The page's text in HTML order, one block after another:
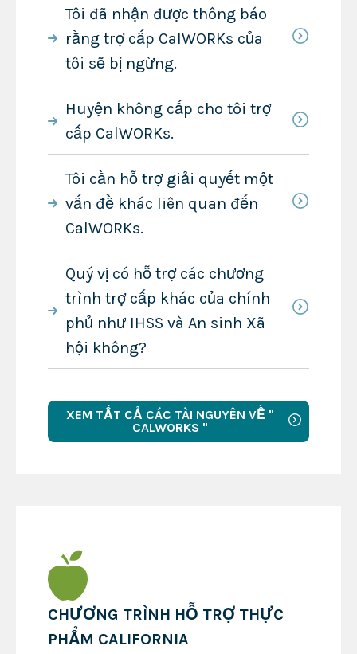
Tôi đã nhận được thông báo
rằng trợ cấp CalWORKs của
tôi sẽ bị ngừng.
Huyện không cấp cho tôi trợ
cấp CalWORKs.
Tôi cần hỗ trợ giải quyết một
vấn đề khác liên quan đến
CalWORKs.
Quý vị có hỗ trợ các chương
trình trợ cấp khác của chính
phủ như IHSS và An sinh Xã
hội không?
XEM TẤT CẢ CÁC TÀI NGUYÊN VỀ "
CALWORKS "
CHƯƠNG TRÌNH HỖ TRỢ THỰC
PHẨM CALIFORNIA